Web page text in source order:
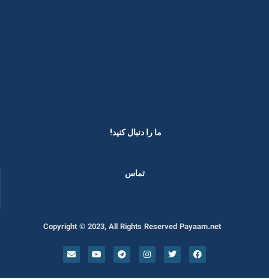
ما را دنبال کنید! ​
تماس
Copyright © 2023, All Rights Reserved Payaam.net